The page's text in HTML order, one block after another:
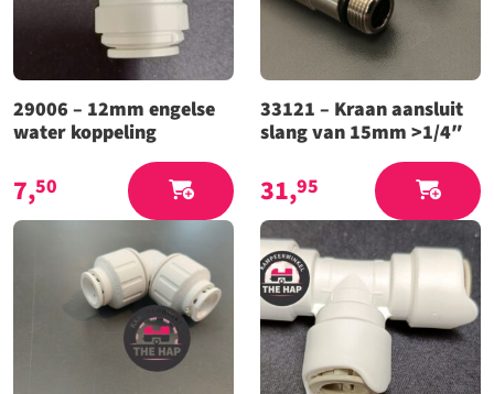
29006 – 12mm engelse
water koppeling
7,50
33121 – Kraan aansluit
slang van 15mm >1/4″
31,95